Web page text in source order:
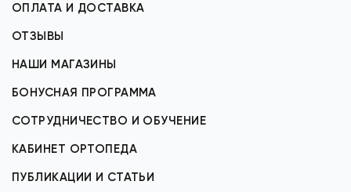
ОПЛАТА И ДОСТАВКА
ОТЗЫВЫ
НАШИ МАГАЗИНЫ
БОНУСНАЯ ПРОГРАММА
СОТРУДНИЧЕСТВО И ОБУЧЕНИЕ
КАБИНЕТ ОРТОПЕДА
ПУБЛИКАЦИИ И СТАТЬИ